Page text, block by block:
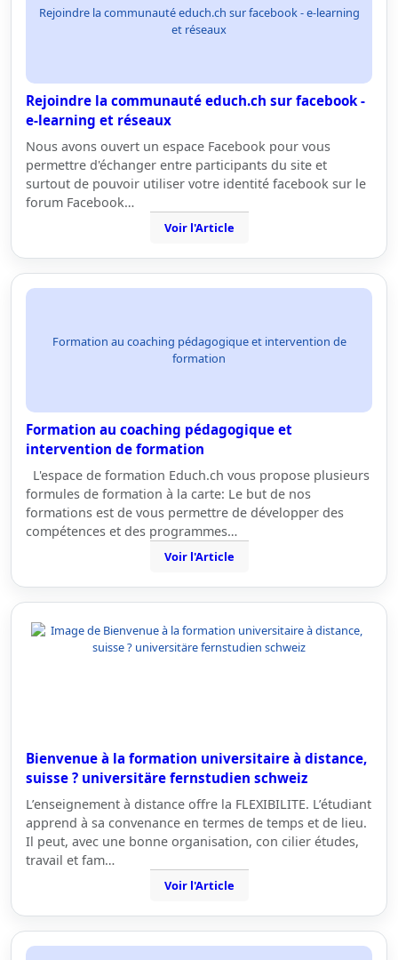
Rejoindre la communauté educh.ch sur facebook - e-learning
et réseaux
Rejoindre la communauté educh.ch sur facebook -
e-learning et réseaux
Nous avons ouvert un espace Facebook pour vous
permettre d'échanger entre participants du site et
surtout de pouvoir utiliser votre identité facebook sur le
forum Facebook…
Voir l'Article
Formation au coaching pédagogique et intervention de
formation
Formation au coaching pédagogique et
intervention de formation
L'espace de formation Educh.ch vous propose plusieurs
formules de formation à la carte: Le but de nos
formations est de vous permettre de développer des
compétences et des programmes…
Voir l'Article
Bienvenue à la formation universitaire à distance,
suisse ? universitäre fernstudien schweiz
L’enseignement à distance offre la FLEXIBILITE. L’étudiant
apprend à sa convenance en termes de temps et de lieu.
Il peut, avec une bonne organisation, con cilier études,
travail et fam…
Voir l'Article